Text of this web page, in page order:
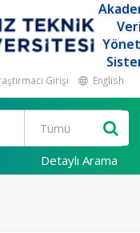
Girişi English
Detaylı Arama